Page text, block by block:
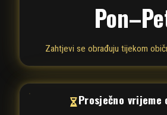
Zahtjevi se obrađuju tijekom
Prosječno vrijeme